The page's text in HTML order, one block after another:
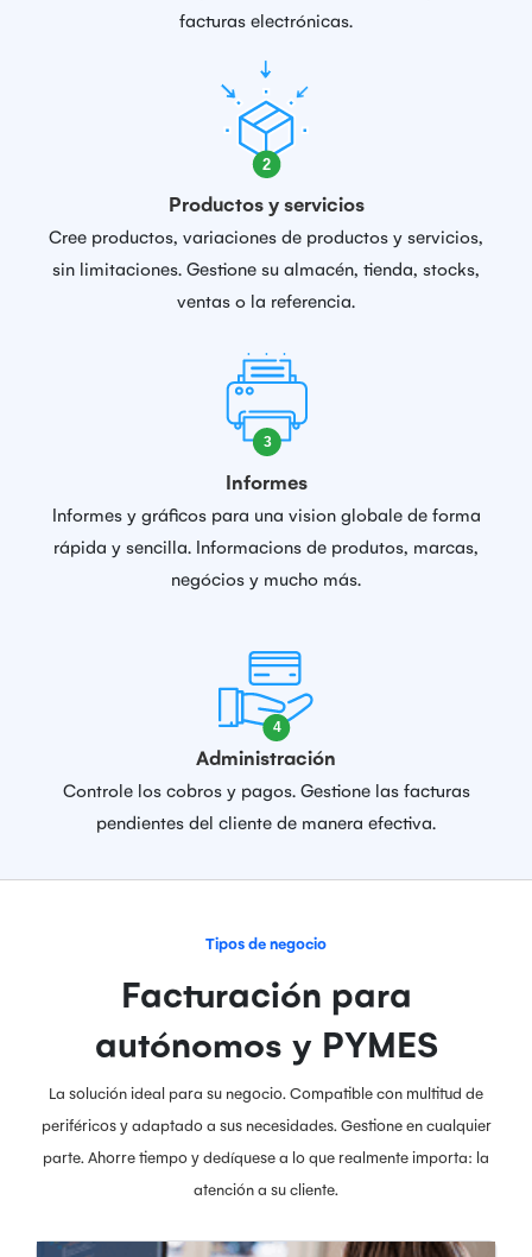
facturas electrónicas.
Productos y servicios
Cree productos, variaciones de productos y servicios,
sin limitaciones. Gestione su almacén, tienda, stocks,
ventas o la referencia.
Informes
Informes y gráficos para una vision globale de forma
rápida y sencilla. Informacions de produtos, marcas,
negócios y mucho más.
Administración
Controle los cobros y pagos. Gestione las facturas
pendientes del cliente de manera efectiva.
Tipos de negocio
Facturación para
autónomos y PYMES
La solución ideal para su negocio. Compatible con multitud de
periféricos y adaptado a sus necesidades. Gestione en cualquier
parte. Ahorre tiempo y dedíquese a lo que realmente importa: la
atención a su cliente.